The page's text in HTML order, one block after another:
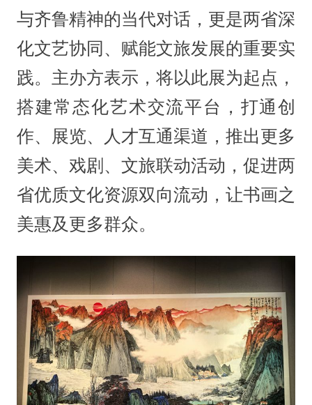
与齐鲁精神的当代对话，更是两省深
化文艺协同、赋能文旅发展的重要实
践。主办方表示，将以此展为起点，
搭建常态化艺术交流平台，打通创
作、展览、人才互通渠道，推出更多
美术、戏剧、文旅联动活动，促进两
省优质文化资源双向流动，让书画之
美惠及更多群众。